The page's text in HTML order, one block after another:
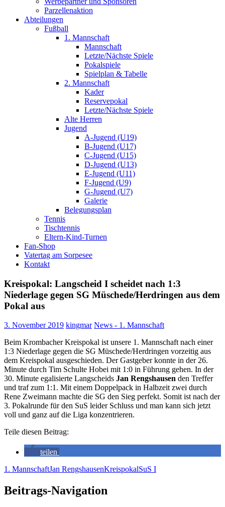
Parzellenaktion
Abteilungen
Fußball
1. Mannschaft
Mannschaft
Letzte/Nächste Spiele
Pokalspiele
Spielplan & Tabelle
2. Mannschaft
Kader
Reservepokal
Letzte/Nächste Spiele
Alte Herren
Jugend
A-Jugend (U19)
B-Jugend (U17)
C-Jugend (U15)
D-Jugend (U13)
E-Jugend (U11)
F-Jugend (U9)
G-Jugend (U7)
Galerie
Belegungsplan
Tennis
Tischtennis
Eltern-Kind-Turnen
Fan-Shop
Vatertag am Sorpesee
Kontakt
Kreispokal: Langscheid I scheidet nach 1:3
Niederlage gegen SG Müschede/Herdringen aus dem
Pokal aus
3. November 2019 kingmar News - 1. Mannschaft
Beim Krombacher Kreispokal ist unsere 1. Mannschaft nach einer
1:3 Niederlage gegen die SG Müschede/Herdringen vorzeitig aus
dem Kreispokal ausgeschieden. Der Gastgeber konnte in der 26.
Minute durch Tim Schulte Hobei mit 1:0 in Führung gehen. In der
30. Minute egalisierte Langscheids Jan Rengshausen den Treffer
und traf zum 1:1. Mit einem Doppelpack in Halbzeit zwei durch
Rene Zweimann machte die SG den Sieg perfekt. Somit ist nach der
3. Pokalrunde für den SuS leider Schluss und man kann sich jetzt
voll und ganz auf die Liga konzentrieren.
Teile diesen Beitrag:
teilen
1. MannschaftJan RengshausenKreispokalSuS I
Beitrags-Navigation